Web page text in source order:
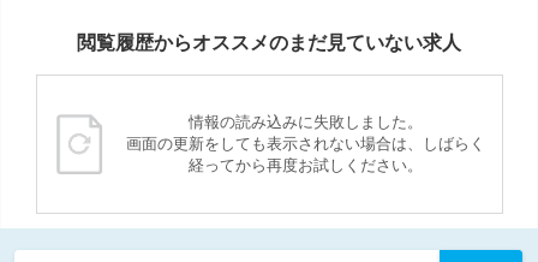
閲覧履歴からオススメのまだ見ていない求人
情報の読み込みに失敗しました。
画面の更新をしても表示されない場合は、しばらく
経ってから再度お試しください。